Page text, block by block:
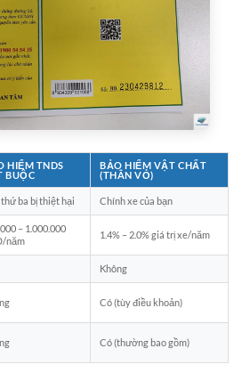
HIỂM TNDS
BUỘC
BẢO HIỂM VẬT CHẤT
(THÂN VỎ)
thứ ba bị thiệt hại Chính xe của bạn
– 1.000.000
năm
1.4% – 2.0% giá trị xe/năm
Không
Có (tùy điều khoản)
Có (thường bao gồm)